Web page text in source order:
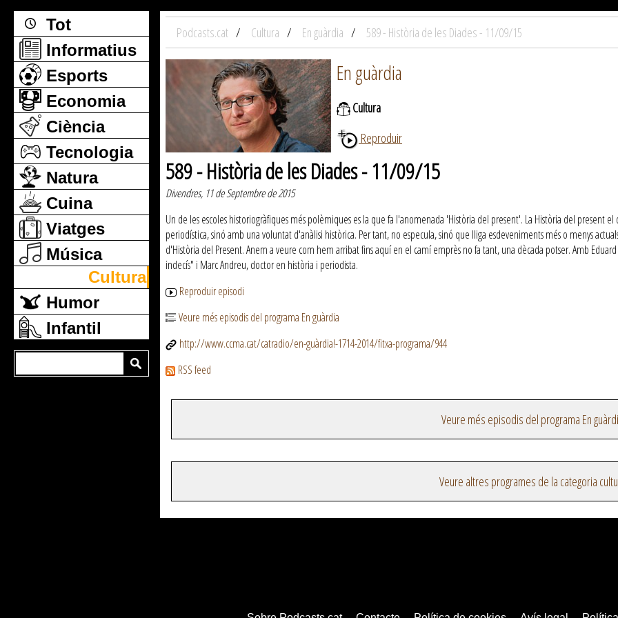
Tot
Informatius
Esports
Economia
Ciència
Tecnologia
Natura
Cuina
Viatges
Música
Cultura
Humor
Infantil
Podcasts.cat Cultura En guàrdia 589 - Història de les Diades - 11/09/15
En guàrdia
Cultura
Reproduir
589 - Història de les Diades - 11/09/15
Divendres, 11 de Septembre de 2015
Un de les escoles historiogràfiques més polèmiques es la que fa l'anomenada 'Història del present'. La Història del present
periodística, sinó amb una voluntat d'anàlisi històrica. Per tant, no especula, sinó que lliga esdeveniments més o menys
d'Història del Present. Anem a veure com hem arribat fins aquí en el camí emprès no fa tant, una dècada potser. Amb
indecís" i Marc Andreu, doctor en història i periodista.
Reproduir episodi
Veure més episodis del programa En guàrdia
http://www.ccma.cat/catradio/en-guàrdia!-1714-2014/fitxa-programa/944
RSS feed
Veure més episodis del programa En
Veure altres programes de la categoria